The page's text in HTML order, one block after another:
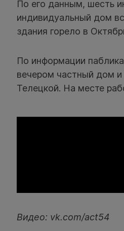
По его данным, шесть
индивидуальный дом
здания горело в
По информации
вечером частный дом
Телецкой. На месте
Видео: vk.com/act54